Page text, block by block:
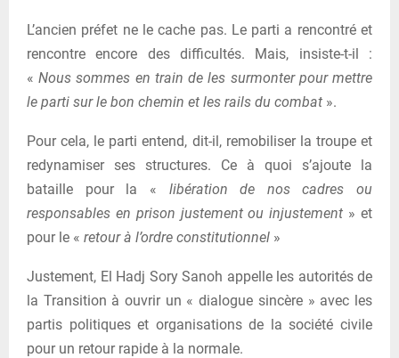
L’ancien préfet ne le cache pas. Le parti a rencontré et
rencontre encore des difficultés. Mais, insiste-t-il :
«Nous sommes en train de les surmonter pour mettre
le parti sur le bon chemin et les rails du combat ».
Pour cela, le parti entend, dit-il, remobiliser la troupe et
redynamiser ses structures. Ce à quoi s’ajoute la
bataille pour la « libération de nos cadres ou
responsables en prison justement ou injustement » et
pour le « retour à l’ordre constitutionnel »
Justement, El Hadj Sory Sanoh appelle les autorités de
la Transition à ouvrir un « dialogue sincère » avec les
partis politiques et organisations de la société civile
pour un retour rapide à la normale.